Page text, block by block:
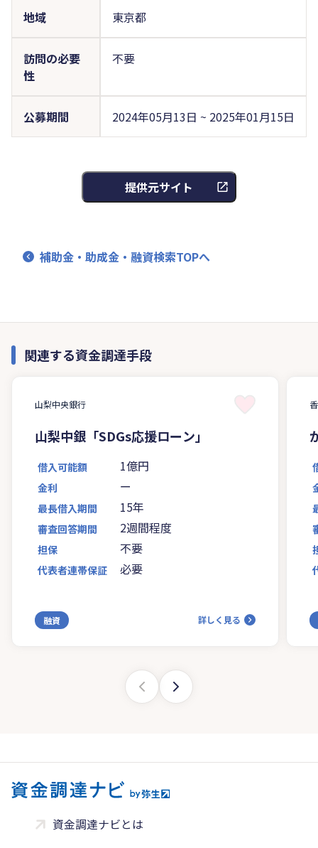
地域 東京都
訪問の必要
性
不要
公募期間 2024年05月13日 ~ 2025年01月15日
提供元サイト
補助金・助成金・融資検索TOPへ
関連する資金調達手段
山梨中央銀行
山梨中銀「SDGs応援ローン」
借入可能額 1億円
金利 ー
最長借入期間 15年
審査回答期間 2週間程度
担保 不要
代表者連帯保証 必要
融資 詳しく見る
資金調達ナビとは